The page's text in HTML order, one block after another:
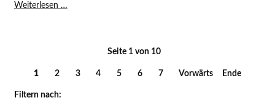
keinen
Weiterlesen …
Euro
Seite 1 von 10
1 2 3 4 5 6 7 Vorwärts Ende
Filtern nach: